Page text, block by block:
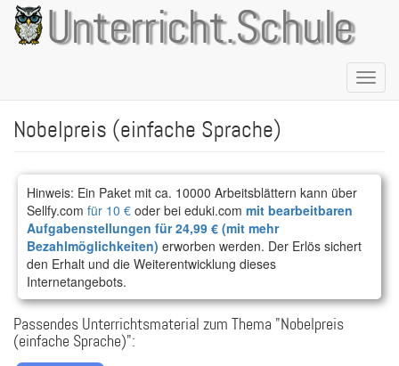
Direkt
zum
Inhalt
Unterricht.Schule
Nobelpreis (einfache Sprache)
Hinweis: Ein Paket mit ca. 10000 Arbeitsblättern kann über
Sellfy.com für 10 € oder bei eduki.com mit bearbeitbaren
Aufgabenstellungen für 24,99 € (mit mehr
Bezahlmöglichkeiten) erworben werden. Der Erlös sichert
den Erhalt und die Weiterentwicklung dieses
Internetangebots.
Passendes Unterrichtsmaterial zum Thema "Nobelpreis
(einfache Sprache)":